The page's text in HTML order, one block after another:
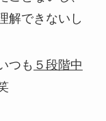
解できないし
つも ５段階中